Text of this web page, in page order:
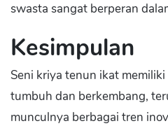
swasta sangat berperan
Kesimpulan
Seni kriya tenun ikat
tumbuh dan berkembang,
munculnya berbagai tren